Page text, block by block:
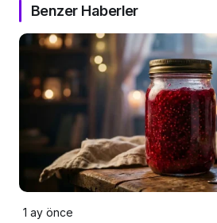
Benzer Haberler
1 ay önce